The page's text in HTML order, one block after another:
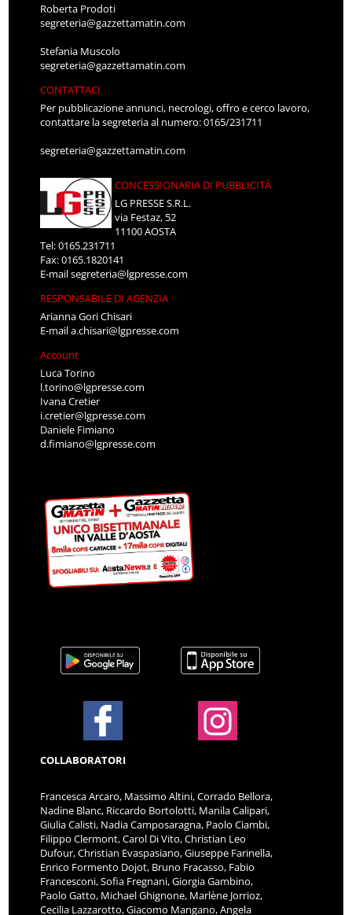
Roberta Prodoti
segreteria@gazzettamatin.com
Stefania Muscolo
segreteria@gazzettamatin.com
CONTATTACI
Per pubblicazione annunci, necrologi, offro e cerco lavoro,
contattare la segreteria al numero: 0165/231711
segreteria@gazzettamatin.com
CONCESSIONARIA DI PUBBLICITÀ
LG PRESSE S.R.L.
via Festaz, 52
11100 AOSTA
Tel: 0165.231711
Fax: 0165.1820141
E-mailsegreteria@lgpresse.com
RESPONSABILE DI AGENZIA
Arianna Gori Chisari
E-maila.chisari@lgpresse.com
Account
Luca Torino
l.torino@lgpresse.com
Ivana Cretier
i.cretier@lgpresse.com
Daniele Fimiano
d.fimiano@lgpresse.com
COLLABORATORI
Francesca Arcaro, Massimo Altini, Corrado Bellora,
Nadine Blanc, Riccardo Bortolotti, Manila Calipari,
Giulia Calisti, Nadia Camposaragna, Paolo Ciambi,
Filippo Clermont, Carol Di Vito, Christian Leo
Dufour, Christian Evaspasiano, Giuseppe Farinella,
Enrico Formento Dojot, Bruno Fracasso, Fabio
Francesconi, Sofia Fregnani, Giorgia Gambino,
Paolo Gatto, Michael Ghignone, Marlène Jorrioz,
Cecilia Lazzarotto, Giacomo Mangano, Angela